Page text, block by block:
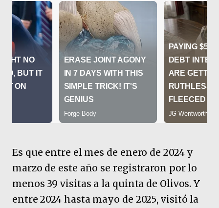
Es que entre el mes de enero de 2024 y
marzo de este año se registraron por lo
menos 39 visitas a la quinta de Olivos. Y
entre 2024 hasta mayo de 2025, visitó la